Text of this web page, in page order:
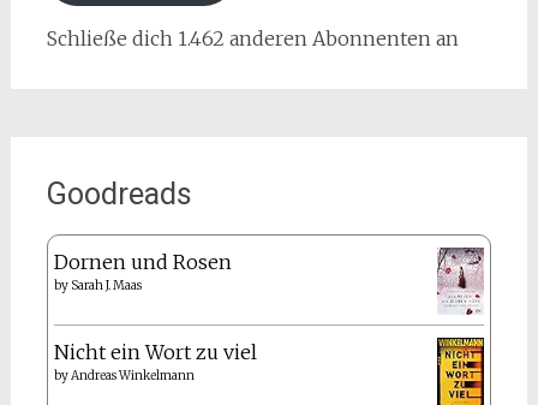
Schließe dich 1.462 anderen Abonnenten an
Goodreads
Dornen und Rosen
by Sarah J. Maas
Nicht ein Wort zu viel
byAndreas Winkelmann